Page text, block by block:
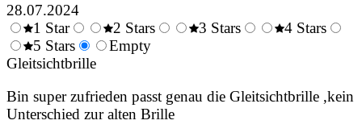
28.07.2024
0.5
Stars
1 Star
1.5
Stars
2 Stars
3 Stars
4 Stars
5 Stars
Empty
Gleitsichtbrille
Bin super zufrieden passt genau die Gleitsichtbrille ,kein
Unterschied zur alten Brille